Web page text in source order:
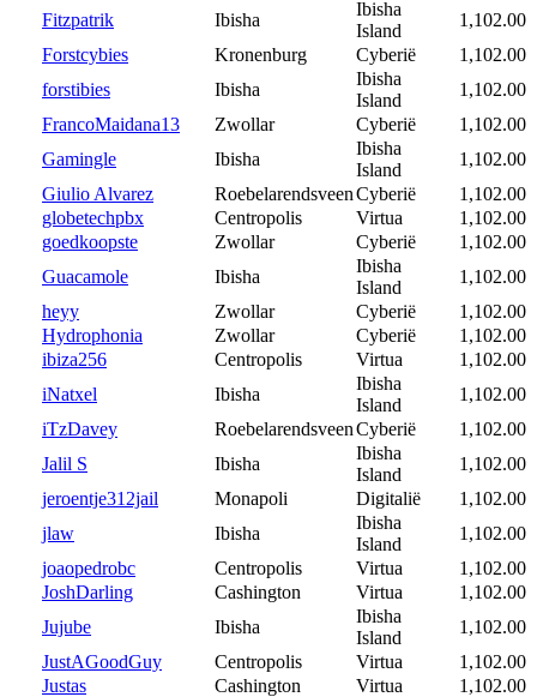
Fitzpatrik Ibisha
Ibisha
Island
1,102.00
Forstcybies
Kronenburg Cyberië
1,102.00
forstibies
Ibisha
Ibisha
Island
1,102.00
FrancoMaidana13
Zwollar Cyberië
1,102.00
Gamingle
Ibisha
Ibisha
Island
1,102.00
Giulio Alvarez
RoebelarendsveenCyberië
1,102.00
globetechpbx
Centropolis Virtua
1,102.00
goedkoopste
Zwollar Cyberië
1,102.00
Guacamole
Ibisha
Ibisha
Island
1,102.00
heyy
Zwollar Cyberië
1,102.00
Hydrophonia
Zwollar Cyberië
1,102.00
ibiza256
Centropolis Virtua
1,102.00
iNatxel
Ibisha
Ibisha
Island
1,102.00
iTzDavey
RoebelarendsveenCyberië
1,102.00
Jalil S
Ibisha
Ibisha
Island
1,102.00
jeroentje312jail
Monapoli Digitalië
1,102.00
jlaw
Ibisha
Ibisha
Island
1,102.00
joaopedrobc
Centropolis Virtua
1,102.00
JoshDarling
Cashington Virtua
1,102.00
Jujube
Ibisha
Ibisha
Island
1,102.00
JustAGoodGuy
Centropolis Virtua
1,102.00
Justas
Cashington Virtua
1,102.00